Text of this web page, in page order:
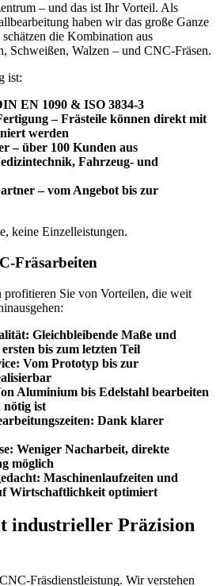
– und das ist Ihr Vorteil. Als
haben wir das große Ganze
die Kombination aus
Schweißen, Walzen – und CNC-Fräsen.
ist:
EN 1090 & ISO 3834-3
– Frästeile können direkt mit
werden
– über 100 Kunden aus
Fahrzeug- und
– vom Angebot bis zur
keine Einzelleistungen.
Fräsarbeiten
profitieren Sie von Vorteilen, die weit
Gleichbleibende Maße und
bis zum letzten Teil
Vom Prototyp bis zur
Aluminium bis Edelstahl bearbeiten
nötig ist
Dank klarer
Weniger Nacharbeit, direkte
möglich
Maschinenlaufzeiten und
Wirtschaftlichkeit optimiert
industrieller Präzision
Fräsdienstleistung. Wir verstehen